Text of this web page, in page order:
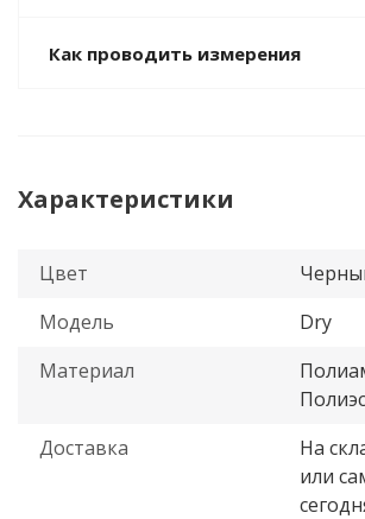
Как проводить измерения
Характеристики
Цвет
Модель
Dry
Материал
Доставка
На
или